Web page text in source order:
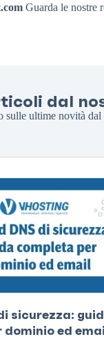
Guarda le nostre
dal
sulle ultime novità dal
sicurezza:
ed